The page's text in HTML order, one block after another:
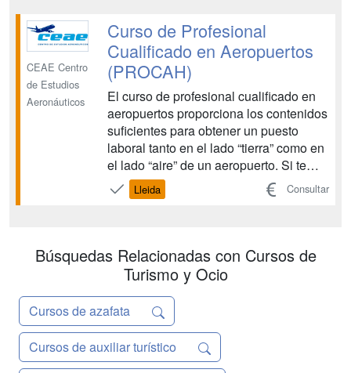
para las personas con discapacidad y
con la eficacia y calidad requeridas.
OPERACIONES DE G...
CEAE Centro
de Estudios
Aeronáuticos
Curso de Profesional
Cualificado en Aeropuertos
(PROCAH)
El curso de profesional cualificado en
aeropuertos proporciona los contenidos
suficientes para obtener un puesto
laboral tanto en el lado “tierra” como en
el lado “aire” de un aeropuerto. Si te
gusta esta profesión no será difícil
conseguir tu implicación lo que
preparamos para ...
Lleida Consultar
Búsquedas Relacionadas con Cursos de
Turismo y Ocio
Cursos de azafata
Cursos de auxiliar turístico